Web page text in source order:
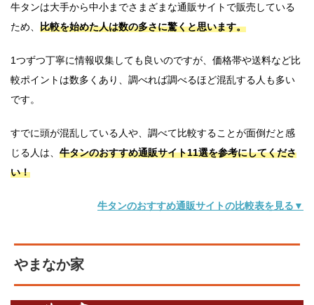
牛タンは大手から中小までさまざまな通販サイトで販売している
ため、 比較を始めた人は数の多さに驚くと思います。
1つずつ丁寧に情報収集しても良いのですが、価格帯や送料など比
較ポイントは数多くあり、調べれば調べるほど混乱する人も多い
です。
すでに頭が混乱している人や、調べて比較することが面倒だと感
じる人は、 牛タンのおすすめ通販サイト11選を参考にしてくださ
い！
牛タンのおすすめ通販サイトの比較表を見る▼
やまなか家